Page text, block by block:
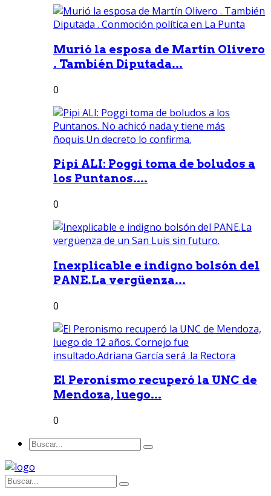
Murió la esposa de Martín Olivero
. También Diputada...
0
Pipi ALI: Poggi toma de boludos a
los Puntanos....
0
Inexplicable e indigno bolsón del
PANE.La vergüenza...
0
El Peronismo recuperó la UNC de
Mendoza, luego...
0